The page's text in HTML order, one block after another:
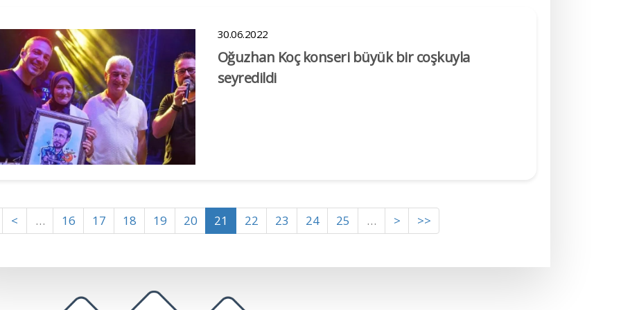
30.06.2022
Oğuzhan Koç konseri büyük bir coşkuyla
seyredildi
< … 16 17 18 19 20 21 22 23 24 25 … > >>